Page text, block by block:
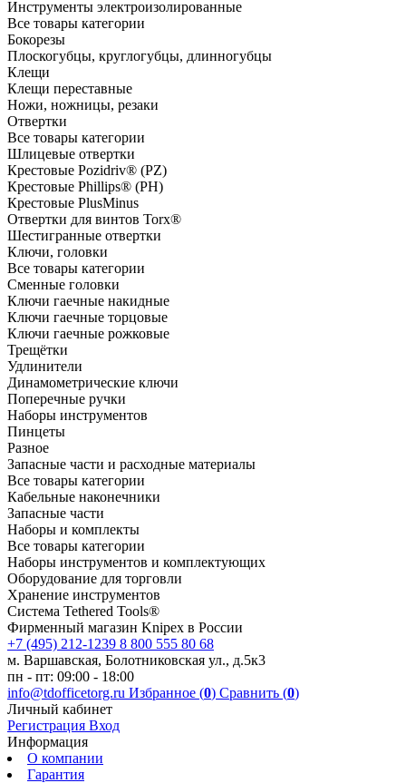
Инструменты электроизолированные
Все товары категории
Бокорезы
Плоскогубцы, круглогубцы, длинногубцы
Клещи
Клещи переставные
Ножи, ножницы, резаки
Отвертки
Все товары категории
Шлицевые отвертки
Крестовые Pozidriv® (PZ)
Крестовые Phillips® (PH)
Крестовые PlusMinus
Отвертки для винтов Torx®
Шестигранные отвертки
Ключи, головки
Все товары категории
Сменные головки
Ключи гаечные накидные
Ключи гаечные торцовые
Ключи гаечные рожковые
Трещётки
Удлинители
Динамометрические ключи
Поперечные ручки
Наборы инструментов
Пинцеты
Разное
Запасные части и расходные материалы
Все товары категории
Кабельные наконечники
Запасные части
Наборы и комплекты
Все товары категории
Наборы инструментов и комплектующих
Оборудование для торговли
Хранение инс­тру­мен­тов
Система Tethered Tools®
Фирменный магазин Knipex в России
+7 (495) 212-1239 8 800 555 80 68
м. Варшавская, Болотниковская ул., д.5к3
пн - пт: 09:00 - 18:00
info@tdofficetorg.ru Избранное (0) Сравнить (0)
Личный кабинет
Регистрация Вход
Информация
О компании
Гарантия